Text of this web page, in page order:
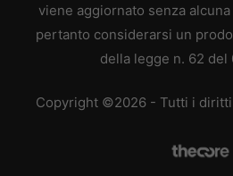
viene aggiornato senza
pertanto considerarsi un
della legge n. 62 del
Copyright ©2026 - Tutti i